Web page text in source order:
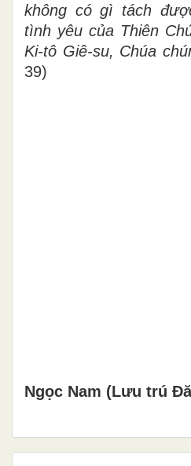
không có gì tách
tình yêu của Thiên
Ki-tô Giê-su, Chúa
39)
Ngọc Nam (Lưu trú